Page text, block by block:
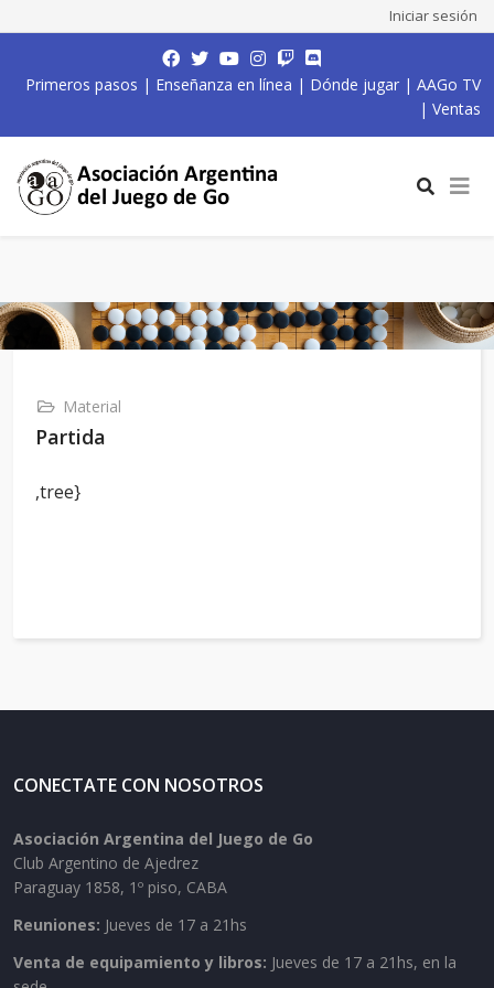
Iniciar sesión
Primeros pasos | Enseñanza en línea | Dónde jugar | AAGo TV
| Ventas
Material
Partida
,tree}
CONECTATE CON NOSOTROS
Asociación Argentina del Juego de Go
Club Argentino de Ajedrez
Paraguay 1858, 1º piso, CABA
Reuniones: Jueves de 17 a 21hs
Venta de equipamiento y libros: Jueves de 17 a 21hs, en la